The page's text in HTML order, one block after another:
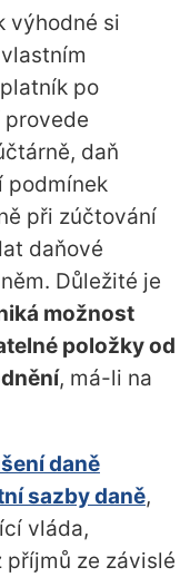
výhodné si
po
provede
daň
podmínek
při zúčtování
daňové
Důležité je
možnost
položky od
, má-li na
daně
sazby daně,
vláda,
příjmů ze závislé